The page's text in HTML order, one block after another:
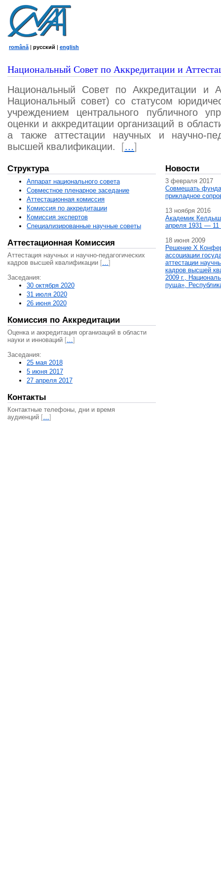
română | русский | english
Национальный Совет по Аккредитации и
Национальный Совет по Аккредитации и
Национальный совет) со статусом
учреждением центрального публичного
оценки и аккредитации организаций в
а также аттестации научных и научно-
высшей квалификации.
[…]
Структура
Аппарат национального совета
Совместное пленарное заседание
Аттестационная комисcия
Комиссия по аккредитации
Комиссия экспертов
Специализированные научные советы
Аттестационная Комиссия
Аттестация научных и научно-педагогических
кадров высшей квалификации […]
Заседания:
30 октября 2020
31 июля 2020
26 июня 2020
Комиссия по Аккредитации
Оценка и аккредитация организаций в области
науки и инноваций […]
Заседания:
25 мая 2018
5 июня 2017
27 апреля 2017
Контакты
Контактные телефоны, дни и время
аудиенций […]
Новости
3 февраля 2017
Совмещать
прикладное
13 ноября 2016
Академик
апреля 1931 — 11
18 июня 2009
Решение X
ассоциации
аттестации
кадров высшей
2009 г.,
пуща»,